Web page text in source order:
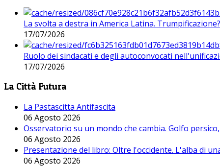
La svolta a destra in America Latina. Trumpificazione?
17/07/2026
Ruolo dei sindacati e degli autoconvocati
17/07/2026
La Città Futura
La Pastascitta Antifascita
06 Agosto 2026
Osservatorio su un mondo che cambia. Golfo
06 Agosto 2026
Presentazione del libro: Oltre l'occidente. L'alba di
06 Agosto 2026